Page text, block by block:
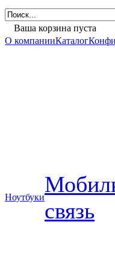
Ваша корзина пуста
О компанииКаталог
Ноутбуки
связь